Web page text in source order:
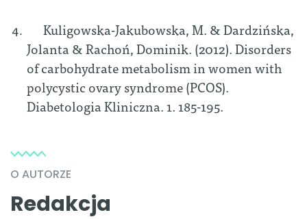
Kuligowska-Jakubowska, M. & Dardzińska,
Jolanta & Rachoń, Dominik. (2012). Disorders
of carbohydrate metabolism in women with
polycystic ovary syndrome (PCOS).
Diabetologia Kliniczna. 1. 185-195.
O AUTORZE
Redakcja